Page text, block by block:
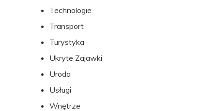
Technologie
Transport
Turystyka
Ukryte Zajawki
Uroda
Usługi
Wnętrze